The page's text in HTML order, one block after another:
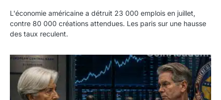
L'économie américaine a détruit 23 000 emplois en juillet,
contre 80 000 créations attendues. Les paris sur une hausse
des taux reculent.
Yen : Washington a vendu des euros sans prévenir la